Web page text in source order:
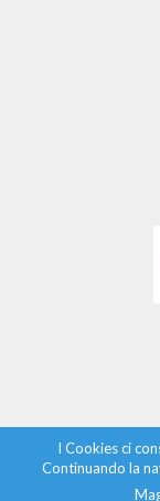
I Cookies ci
Continuando la